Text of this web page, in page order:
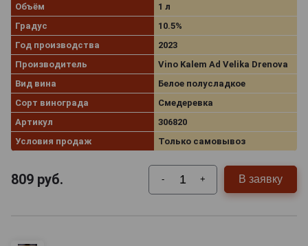
Объём
1 л
Градус
10.5%
Год производства
2023
Производитель
Vino Kalem Ad Velika Drenova
Вид вина
Белое полусладкое
Сорт винограда
Смедеревка
Артикул
306820
Условия продаж
Только самовывоз
809 руб. - + В заявку